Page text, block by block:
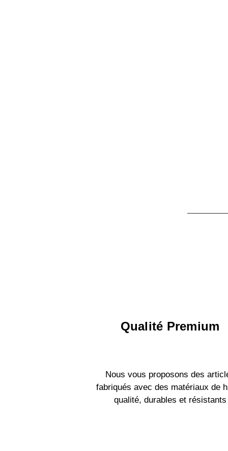
Qualité Premium
Nous vous proposons des
fabriqués avec des matériaux de
qualité, durables et résistants